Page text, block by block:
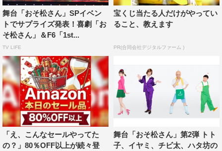
STAGE ～SIX MEN‘S SHOW TIME～』や『おそ松さんon
STAGE ～SIX MEN’S SHOW TIME2～』、そして人気舞
台・ミュージカルのキャスト陣が集結した「STAGE FES
2017」、舞台「おそ松さん」に登場する6つ子のイケメン
ver. F6の初のライブツアー『F6 1st LIVEツアー
「Satisfaction」』も配信中。
舞台「おそ松さん」SPイベン
トでサプライズ発表！喜劇「お
そ松さん」＆F6「1st...
TV LIFE
宝くじ当たる人だけがやってい
ること、教えます
PR(合同会社デジタルファーム )
「え、こんなセールやってた
の？」80％OFF以上が続々登
舞台「おそ松さん」第2弾 トト
子、イヤミ、チビ太、ハタ坊の